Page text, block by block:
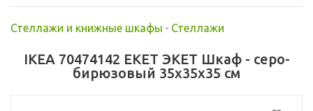
Стеллажи и книжные шкафы - Стеллажи
IKEA 70474142 EKET ЭКЕТ Шкаф - серо-
бирюзовый 35x35x35 см